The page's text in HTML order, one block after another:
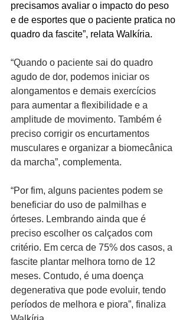
precisamos avaliar o impacto do peso
e de esportes que o paciente pratica no
quadro da fascite”, relata Walkíria.
“Quando o paciente sai do quadro
agudo de dor, podemos iniciar os
alongamentos e demais exercícios
para aumentar a flexibilidade e a
amplitude de movimento. Também é
preciso corrigir os encurtamentos
musculares e organizar a biomecânica
da marcha”, complementa.
“Por fim, alguns pacientes podem se
beneficiar do uso de palmilhas e
órteses. Lembrando ainda que é
preciso escolher os calçados com
critério. Em cerca de 75% dos casos, a
fascite plantar melhora torno de 12
meses. Contudo, é uma doença
degenerativa que pode evoluir, tendo
períodos de melhora e piora”, finaliza